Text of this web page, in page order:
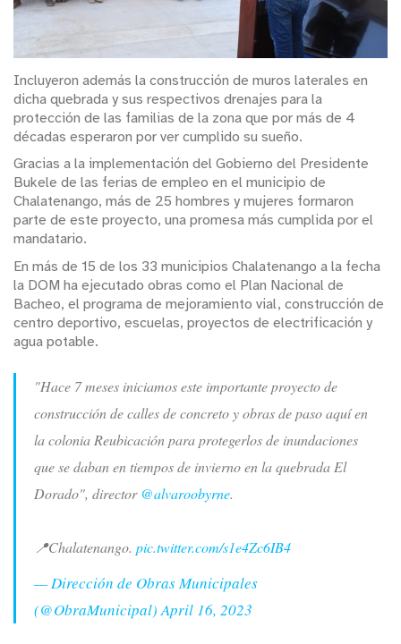
Incluyeron además la construcción de muros laterales en
dicha quebrada y sus respectivos drenajes para la
protección de las familias de la zona que por más de 4
décadas esperaron por ver cumplido su sueño.
Gracias a la implementación del Gobierno del Presidente
Bukele de las ferias de empleo en el municipio de
Chalatenango, más de 25 hombres y mujeres formaron
parte de este proyecto, una promesa más cumplida por el
mandatario.
En más de 15 de los 33 municipios Chalatenango a la fecha
la DOM ha ejecutado obras como el Plan Nacional de
Bacheo, el programa de mejoramiento vial, construcción de
centro deportivo, escuelas, proyectos de electrificación y
agua potable.
"Hace 7 meses iniciamos este importante proyecto de
construcción de calles de concreto y obras de paso aquí en
la colonia Reubicación para protegerlos de inundaciones
que se daban en tiempos de invierno en la quebrada El
Dorado", director @alvaroobyrne.
📍Chalatenango. pic.twitter.com/s1e4Zc6IB4
— Dirección de Obras Municipales
(@ObraMunicipal)April 16, 2023